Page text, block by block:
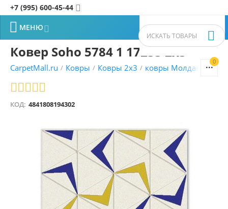
+7 (995) 600-45-44 
0



 МЕНЮ
Ковер Soho 5784 1 17233 2x3
CarpetMall.ru / Ковры / Ковры 2x3 / ковры Молдавские
КОД: 4841808194302